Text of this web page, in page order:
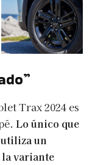
Trax 2024 es
Lo único que
un
variante